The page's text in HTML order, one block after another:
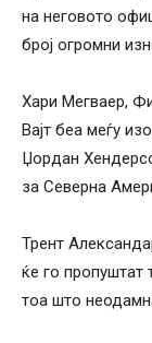
на неговото
број огромни
Хари Мегваер,
Вајт беа меѓу
Џордан
за Северна
Трент
ќе го пропуштат
тоа што